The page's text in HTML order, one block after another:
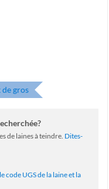
:
gros
de laines à teindre. Dites-
code UGS de la laine et la